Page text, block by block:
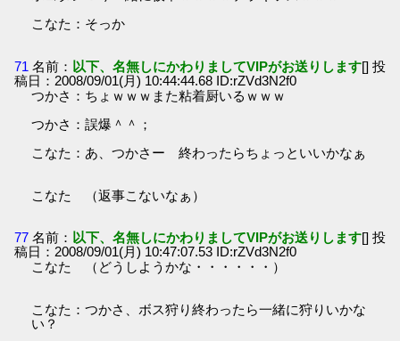
こなた：そっか
71 名前： 以下、名無しにかわりましてVIPがお送りします[] 投
稿日：2008/09/01(月) 10:44:44.68 ID:rZVd3N2f0
つかさ：ちょｗｗｗまた粘着厨いるｗｗｗ
つかさ：誤爆＾＾；
こなた：あ、つかさー 終わったらちょっといいかなぁ
こなた （返事こないなぁ）
77 名前： 以下、名無しにかわりましてVIPがお送りします[] 投
稿日：2008/09/01(月) 10:47:07.53 ID:rZVd3N2f0
こなた （どうしようかな・・・・・・）
こなた：つかさ、ボス狩り終わったら一緒に狩りいかな
い？